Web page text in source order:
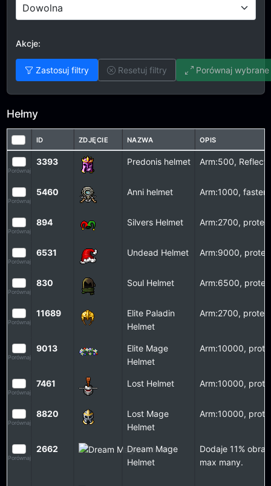
Akcje:
Zastosuj filtry Resetuj filtry Porównaj wybrane
Hełmy
ID ZDJĘCIE NAZWA OPIS
Porównaj
3393 Predonis helmet Arm:500,
Porównaj
5460 Anni helmet Arm:1000, faster
Porównaj
894 Silvers Helmet Arm:2700,
Porównaj
6531 Undead Helmet Arm:9000,
Porównaj
830 Soul Helmet Arm:6500,
Porównaj
11689
Elite Paladin
Helmet
Arm:2700,
Porównaj
9013
Elite Mage
Helmet
Arm:10000,
Porównaj
7461 Lost Helmet Arm:10000,
Porównaj
8820
Lost Mage
Helmet
Arm:10000,
Porównaj
2662
Dream Mage
Helmet
Dodaje 11%
max many.